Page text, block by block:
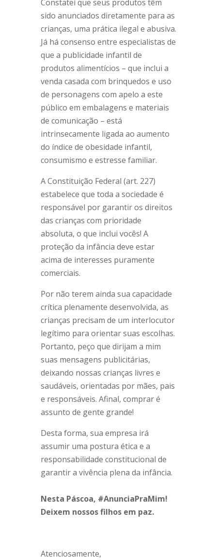
Constatei que seus produtos têm
sido anunciados diretamente para as
crianças, uma prática ilegal e abusiva.
Já há consenso entre especialistas de
que a publicidade infantil de
produtos alimentícios – que inclui a
venda casada com brinquedos e uso
de personagens com apelo a este
público em embalagens e materiais
de comunicação – está
intrinsecamente ligada ao aumento
do índice de obesidade infantil,
consumismo e estresse familiar.
A Constituição Federal (art. 227)
estabelece que toda a sociedade é
responsável por garantir os direitos
das crianças com prioridade
absoluta, o que inclui vocês! A
proteção da infância deve estar
acima de interesses puramente
comerciais.
Por não terem ainda sua capacidade
crítica plenamente desenvolvida, as
crianças precisam de um interlocutor
legítimo para orientar suas escolhas.
Portanto, peço que dirijam a mim
suas mensagens publicitárias,
deixando nossas crianças livres e
saudáveis, orientadas por mães, pais
e responsáveis. Afinal, comprar é
assunto de gente grande!
Desta forma, sua empresa irá
assumir uma postura ética e a
responsabilidade constitucional de
garantir a vivência plena da infância.
Nesta Páscoa, #AnunciaPraMim!
Deixem nossos filhos em paz.
Atenciosamente,